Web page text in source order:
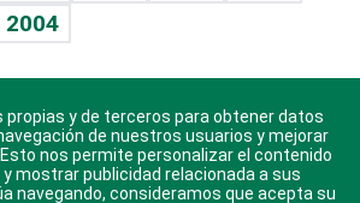
2004
aplicaciones para Android, iOS y
sistema Huawei.
propias y de terceros para obtener datos
de nuestros usuarios y mejorar
nos permite personalizar el contenido
mostrar publicidad relacionada a sus
navegando, consideramos que acepta su